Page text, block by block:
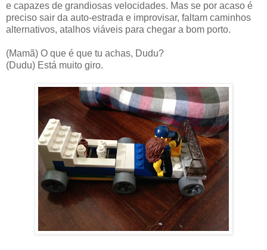
e capazes de grandiosas velocidades. Mas se por acaso é
preciso sair da auto-estrada e improvisar, faltam caminhos
alternativos, atalhos viáveis para chegar a bom porto.
(Mamã) O que é que tu achas, Dudu?
(Dudu) Está muito giro.